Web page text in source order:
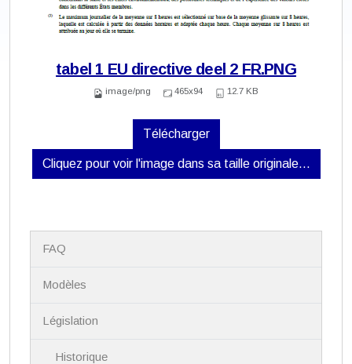
tabel 1 EU directive deel 2 FR.PNG
image/png 465x94 12.7 KB
Télécharger
Cliquez pour voir l'image dans sa taille originale…
FAQ
Modèles
Législation
Historique